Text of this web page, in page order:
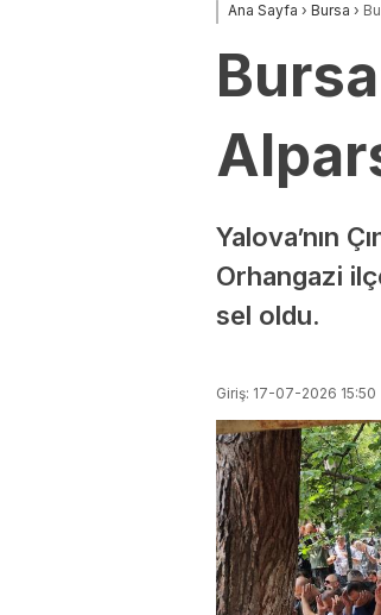
Ana Sayfa › Bursa ›
Yalova’nın
Orhangazi
sel oldu.
Giriş: 17-07-2026 15:50